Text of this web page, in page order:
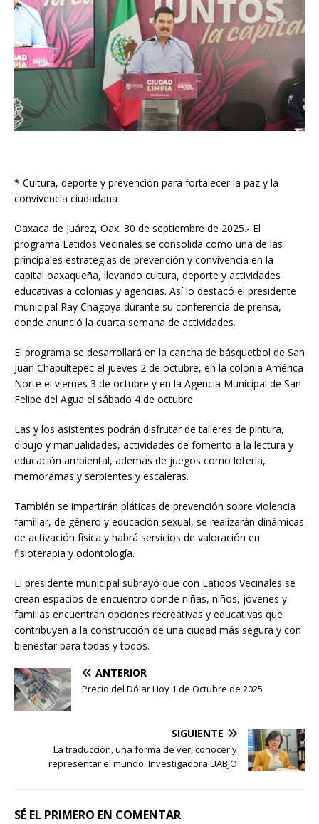
* Cultura, deporte y prevención para fortalecer la paz y la
convivencia ciudadana
Oaxaca de Juárez, Oax. 30 de septiembre de 2025.- El
programa Latidos Vecinales se consolida como una de las
principales estrategias de prevención y convivencia en la
capital oaxaqueña, llevando cultura, deporte y actividades
educativas a colonias y agencias. Así lo destacó el presidente
municipal Ray Chagoya durante su conferencia de prensa,
donde anunció la cuarta semana de actividades.
El programa se desarrollará en la cancha de básquetbol de San
Juan Chapultepec el jueves 2 de octubre, en la colonia América
Norte el viernes 3 de octubre y en la Agencia Municipal de San
Felipe del Agua el sábado 4 de octubre .
Las y los asistentes podrán disfrutar de talleres de pintura,
dibujo y manualidades, actividades de fomento a la lectura y
educación ambiental, además de juegos como lotería,
memoramas y serpientes y escaleras.
También se impartirán pláticas de prevención sobre violencia
familiar, de género y educación sexual, se realizarán dinámicas
de activación física y habrá servicios de valoración en
fisioterapia y odontología.
El presidente municipal subrayó que con Latidos Vecinales se
crean espacios de encuentro donde niñas, niños, jóvenes y
familias encuentran opciones recreativas y educativas que
contribuyen a la construcción de una ciudad más segura y con
bienestar para todas y todos.
ANTERIOR
Precio del Dólar Hoy 1 de Octubre de 2025
SIGUIENTE
La traducción, una forma de ver, conocer y
representar el mundo: Investigadora UABJO
SÉ EL PRIMERO EN COMENTAR